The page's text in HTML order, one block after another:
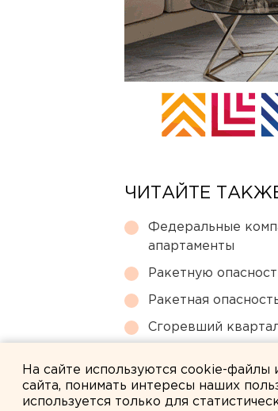
ЧИТАЙТЕ
Федеральные
апартаменты
Ракетную
Ракетная
Сгоревший
На сайте используются cookie-файлы
сайта, понимать интересы наших
используется только для